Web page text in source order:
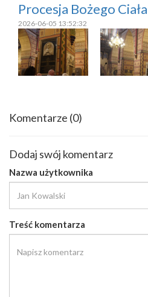
Procesja Bożego Ciała
2026-06-05 13:52:32
Komentarze (0)
Dodaj swój komentarz
Nazwa użytkownika
Treść komentarza